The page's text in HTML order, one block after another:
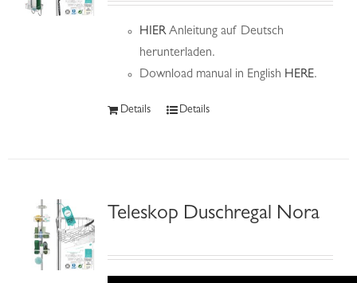
HIERAnleitung auf Deutsch
herunterladen.
Download manual in English HERE.
Details Details
Teleskop Duschregal Nora